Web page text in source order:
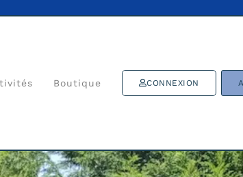
Boutique CONNEXION